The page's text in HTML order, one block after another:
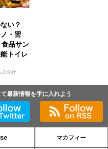
い？
ノ・習
品サン
トイレ
式会社
最新情報を手に入れよう
マカフィー